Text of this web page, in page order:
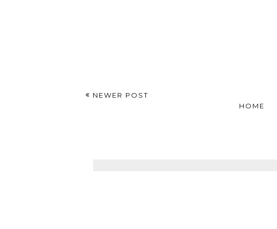
NEWER POST
HOME